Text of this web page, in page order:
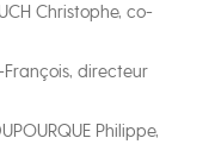
Christophe, co-
François, directeur
Philippe,